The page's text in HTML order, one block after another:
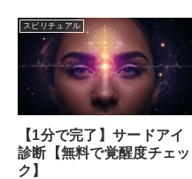
スピリチュアル
【1分で完了】サードアイ
診断【無料で覚醒度チェッ
ク】